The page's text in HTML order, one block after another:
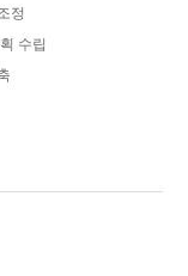
정
수립